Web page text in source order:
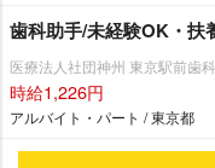
歯科助手/未経験OK・扶
医療法人社団神州 東京駅前歯
時給1,226円
アルバイト・パート / 東京都